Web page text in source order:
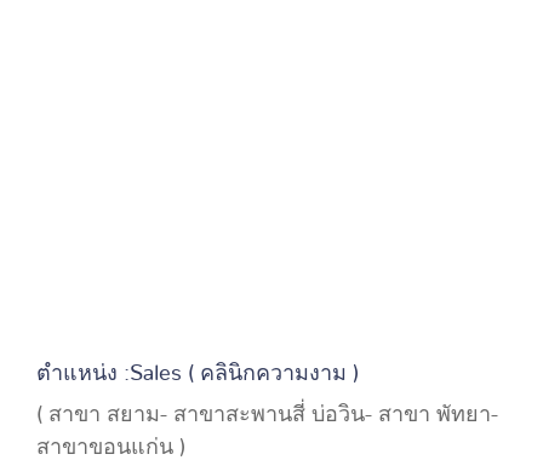
ตำแหน่ง :Sales ( คลินิกความงาม )
( สาขา สยาม- สาขาสะพานสี่ บ่อวิน- สาขา พัทยา-
สาขาขอนแก่น )